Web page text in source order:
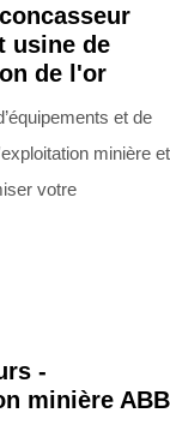
usine de
de l'or
et de
minière et
votre
-
minière ABB